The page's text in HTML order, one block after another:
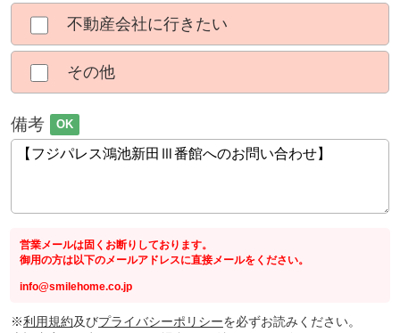
不動産会社に行きたい
その他
備考 OK
営業メールは固くお断りしております。
御用の方は以下のメールアドレスに直接メールをください。
info@smilehome.co.jp
※利用規約及びプライバシーポリシーを必ずお読みください。